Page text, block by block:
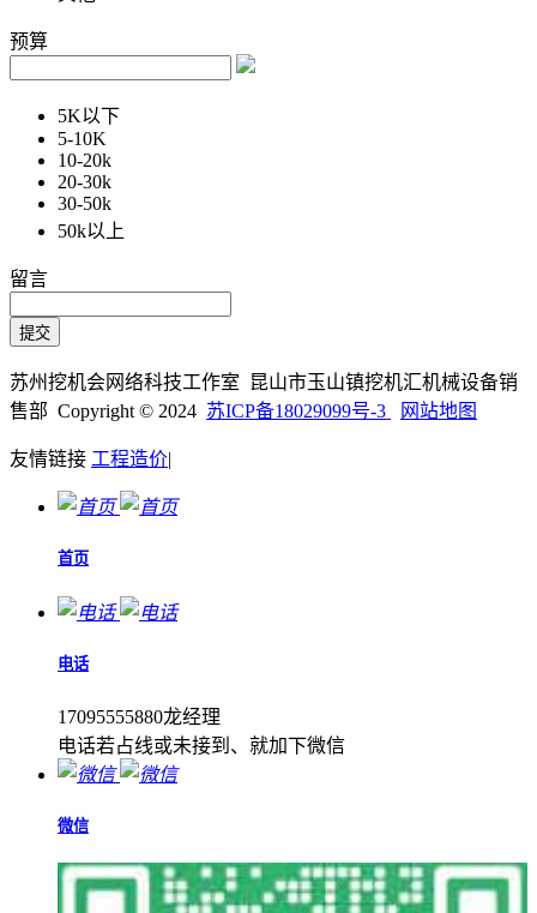
预算
5K以下
5-10K
10-20k
20-30k
30-50k
50k以上
留言
苏州挖机会网络科技工作室 昆山市玉山镇挖机汇机械设备销
售部 Copyright © 2024 苏ICP备18029099号-3 网站地图
友情链接 工程造价|
首页
电话
17095555880龙经理
电话若占线或未接到、就加下微信
微信